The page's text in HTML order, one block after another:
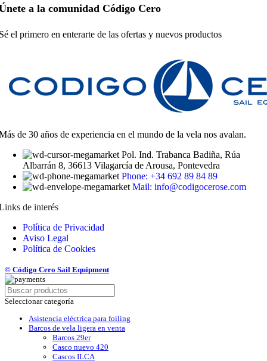
a la comunidad Código Cero
el primero en enterarte de las ofertas y nuevos productos
de 30 años de experiencia en el mundo de la vela nos avalan.
Pol. Ind. Trabanca Badiña, Rúa
Albarrán 8, 36613 Vilagarcía de Arousa, Pontevedra
Phone: +34 692 89 84 89
Mail: info@codigocerose.com
de interés
Política de Privacidad
Aviso Legal
Política de Cookies
© Código Cero Sail Equipment
Seleccionar categoría
Asistencia eléctrica para foiling
Barcos de vela ligera en venta
Barcos 29er
Casco nuevo 420
Cascos ILCA